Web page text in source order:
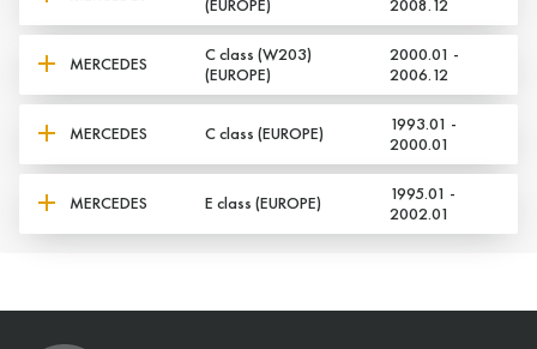
(EUROPE)
2008.12
MERCEDES
C class (W203)
(EUROPE)
2000.01 -
2006.12
MERCEDES C class (EUROPE)
1993.01 -
2000.01
MERCEDES E class (EUROPE)
1995.01 -
2002.01